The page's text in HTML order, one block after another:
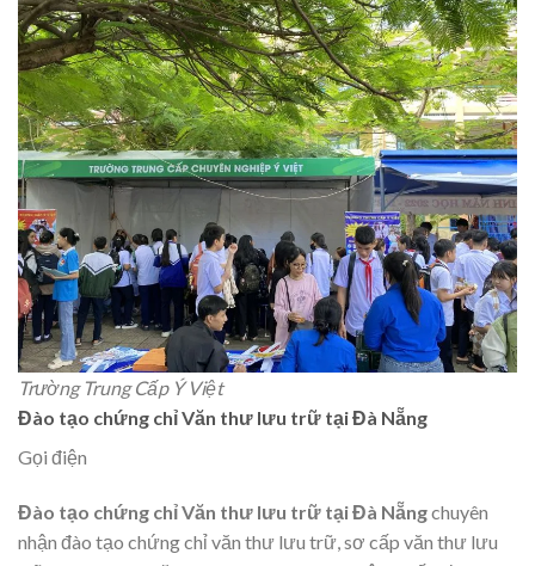
Trường Trung Cấp Ý Việt
Đào tạo chứng chỉ Văn thư lưu trữ tại Đà Nẵng
Gọi điện
Đào tạo chứng chỉ Văn thư lưu trữ tại Đà Nẵngchuyên
nhận đào tạo chứng chỉ văn thư lưu trữ, sơ cấp văn thư lưu